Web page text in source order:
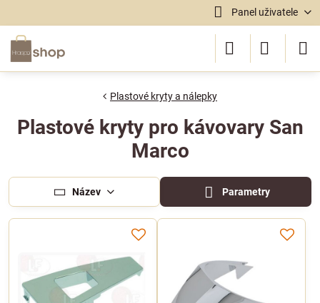
Panel uživatele
Plastové kryty a nálepky
Plastové kryty pro kávovary San
Marco
Název Parametry